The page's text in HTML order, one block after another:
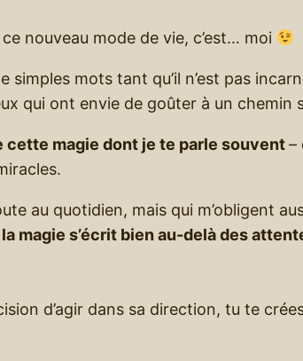
nouveau mode de vie, c’est… moi
mots tant qu’il n’est pas
qui ont envie de goûter à un chemin
cette magie dont je te parle souvent–
au quotidien, mais qui m’obligent
magie s’écrit bien au-delà des
d’agir dans sa direction, tu te